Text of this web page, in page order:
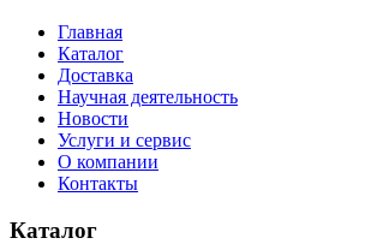
Главная
Каталог
Доставка
Научная деятельность
Новости
Услуги и сервис
О компании
Контакты
Каталог